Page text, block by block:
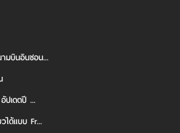
มบินอินชอน...
ปเดตปี ...
ได้แบบ Fr...